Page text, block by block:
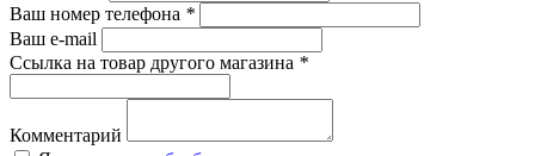
Ваш номер телефона *
Ваш e-mail
Ссылка на товар другого магазина *
Комментарий